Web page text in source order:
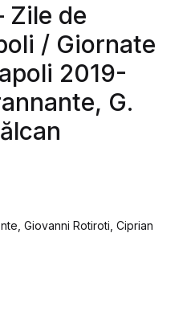
Zile de
/ Giornate
2019-
G.
Giovanni Rotiroti, Ciprian